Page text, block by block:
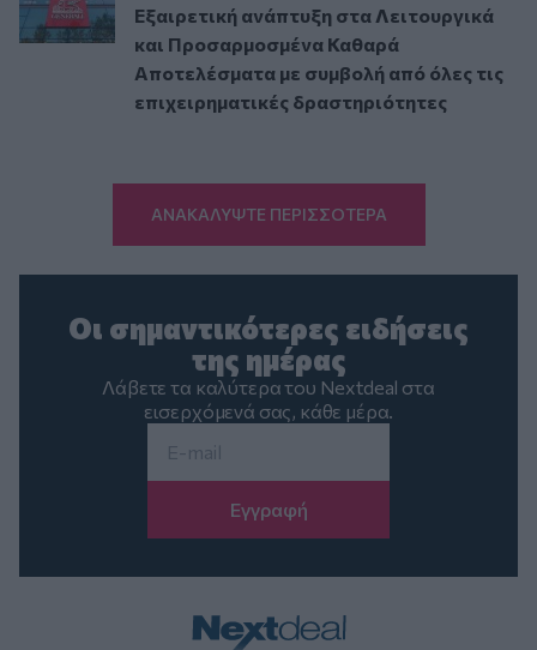
Εξαιρετική ανάπτυξη στα Λειτουργικά
και Προσαρμοσμένα Καθαρά
Αποτελέσματα με συμβολή από όλες τις
επιχειρηματικές δραστηριότητες
ΑΝΑΚΑΛΥΨΤΕ ΠΕΡΙΣΣΟΤΕΡΑ
Οι σημαντικότερες ειδήσεις
της ημέρας
Λάβετε τα καλύτερα του Nextdeal στα
εισερχόμενά σας, κάθε μέρα.